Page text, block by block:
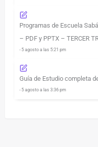
Programas de Escuela
– PDF y PPTX – TERCER
- 5 agosto a las 5:21 pm
Guía de Estudio completa
- 5 agosto a las 3:36 pm